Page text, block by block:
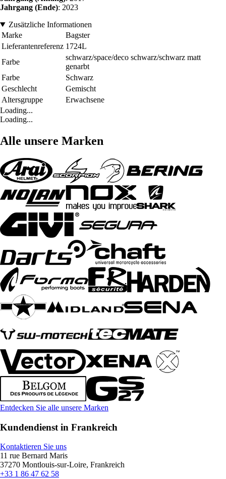
Jahrgang (Ende): 2023
Zusätzliche Informationen
Marke
Bagster
Lieferantenreferenz 1724L
Farbe
schwarz/space/deco schwarz/schwarz matt
genarbt
Farbe
Schwarz
Geschlecht
Gemischt
Altersgruppe
Erwachsene
Loading...
Loading...
Alle unsere Marken
Entdecken Sie alle unsere Marken
Kundendienst in Frankreich
Kontaktieren Sie uns
11 rue Bernard Maris
37270 Montlouis-sur-Loire, Frankreich
+33 1 86 47 62 58